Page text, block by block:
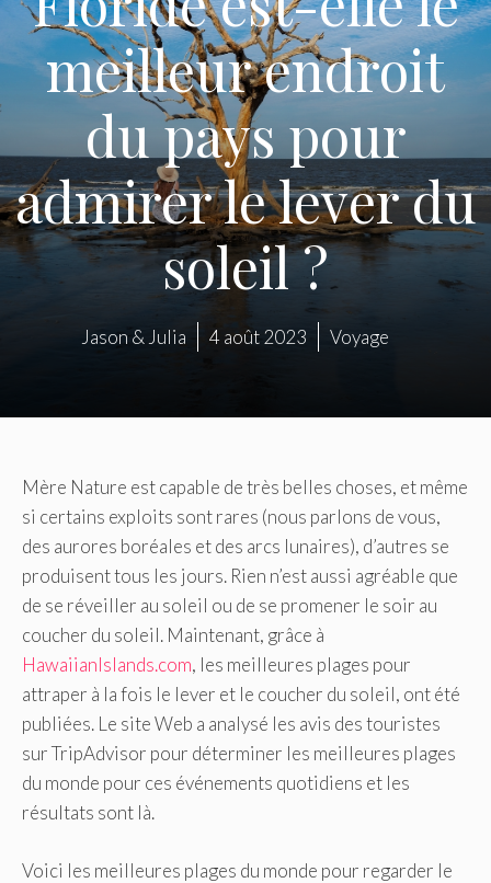
meilleur endroit
du pays pour
admirer le lever du
soleil ?
Jason & Julia 4 août 2023 Voyage
Mère Nature est capable de très belles choses, et même
si certains exploits sont rares (nous parlons de vous,
des aurores boréales et des arcs lunaires), d’autres se
produisent tous les jours. Rien n’est aussi agréable que
de se réveiller au soleil ou de se promener le soir au
coucher du soleil. Maintenant, grâce à
HawaiianIslands.com, les meilleures plages pour
attraper à la fois le lever et le coucher du soleil, ont été
publiées. Le site Web a analysé les avis des touristes
sur TripAdvisor pour déterminer les meilleures plages
du monde pour ces événements quotidiens et les
résultats sont là.
Voici les meilleures plages du monde pour regarder le